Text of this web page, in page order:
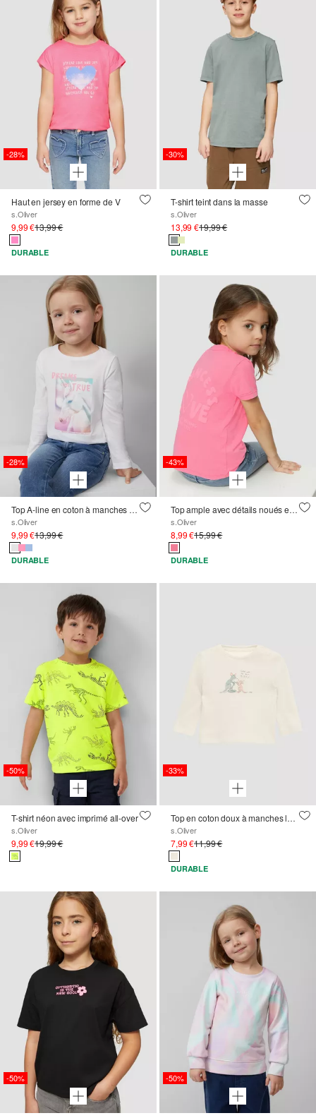
-28%
Haut en jersey en forme de V
s.Oliver
9,99 €13,99 €
DURABLE
-30%
T-shirt teint dans la masse
s.Oliver
13,99 €19,99 €
DURABLE
-28%
Top A-line en coton à manches longues
s.Oliver
9,99 €13,99 €
DURABLE
-43%
Top ample avec détails noués et imprimé au dos
s.Oliver
8,99 €15,99 €
DURABLE
-50%
T-shirt néon avec imprimé all-over
s.Oliver
9,99 €19,99 €
-33%
Top en coton doux à manches longues avec un imprimé sur le devant
s.Oliver
7,99 €11,99 €
DURABLE
-50% -50%